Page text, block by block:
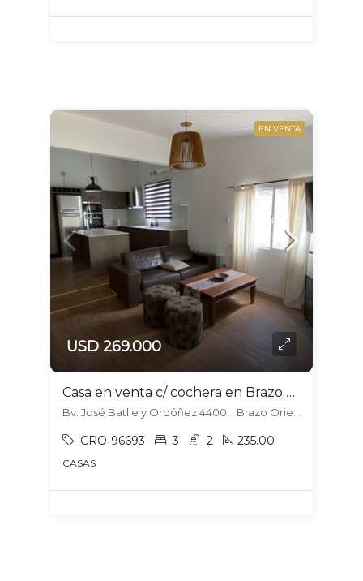
EN VENTA
USD 269.000
Casa en venta c/ cochera en Brazo Oriental
CRO-96693 3 2 235.00
CASAS